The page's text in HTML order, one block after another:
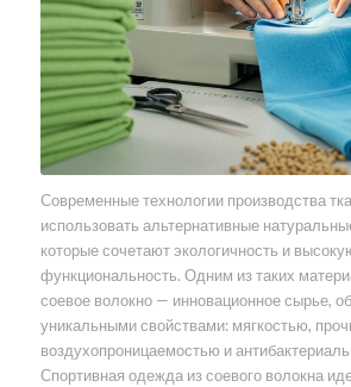
Современные технологии производства
использовать альтернативные
которые сочетают экологичность и
функциональность. Одним из таких
соевое волокно — инновационное сырье,
уникальными свойствами: мягкостью,
воздухопроницаемостью и
Спортивная одежда из соевого волокна